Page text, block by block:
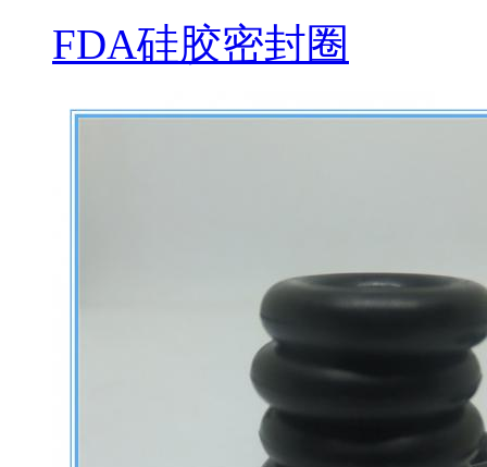
FDA硅胶密封圈